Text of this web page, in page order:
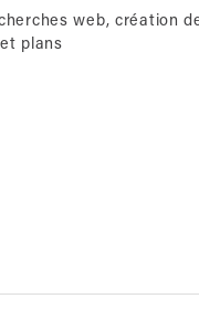
web, création
plans